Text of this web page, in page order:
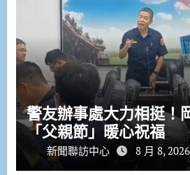
警友辦事處大力相挺！
「父親節」暖心祝福
新聞聯訪中心 8 月 8, 2026